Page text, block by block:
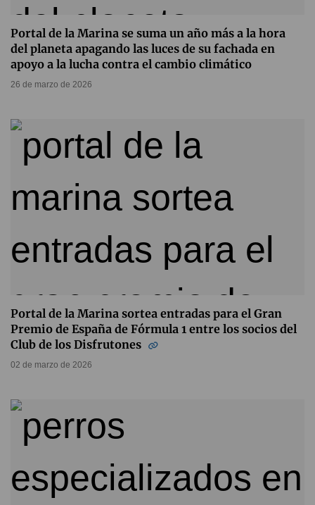
Portal de la Marina se suma un año más a la hora
del planeta apagando las luces de su fachada en
apoyo a la lucha contra el cambio climático
26 de marzo de 2026
Portal de la Marina sortea entradas para el Gran
Premio de España de Fórmula 1 entre los socios del
Club de los Disfrutones
02 de marzo de 2026